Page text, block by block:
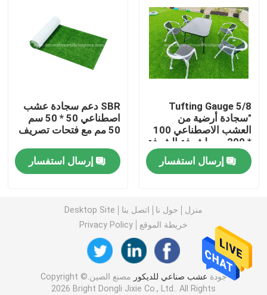
عشب صناعي للديكور
عشب صناعي
بتلات الزهور الاصطناعية
كرة زهرة اصطناعية
نباتات الزينة الاصطناعية
الحلي الزخرفية
حصيرة طحلب اصطناعي
Tufting Gauge 5/8
"سجادة أرضية من
العشب الاصطناعي 100
* 200 سم لشرفة الشرفة
إرسال استفسار
SBR دعم سجادة عشب
اصطناعي 50 * 50 سم
50 مم مع فتحات تصريف
إرسال استفسار
منزل حول نا اتصل بنا
Desktop Site
خريطة الموقع
Privacy Policy
جودة عشب صناعي للديكور
مصنع الصين.Copyright ©
2026 Bright Dongli Jixie Co., Ltd.. All Rights